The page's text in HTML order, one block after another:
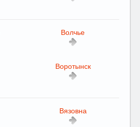
Волчье
Воротынск
Вязовна